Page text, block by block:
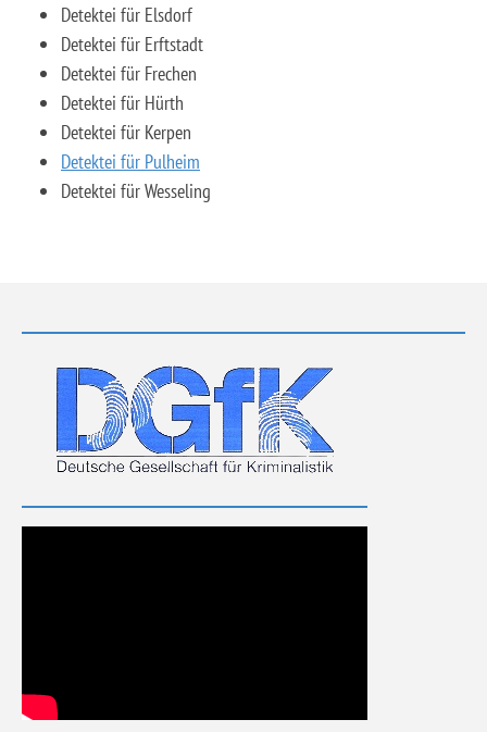
Detektei für Elsdorf
Detektei für Erftstadt
Detektei für Frechen
Detektei für Hürth
Detektei für Kerpen
Detektei für Pulheim
Detektei für Wesseling